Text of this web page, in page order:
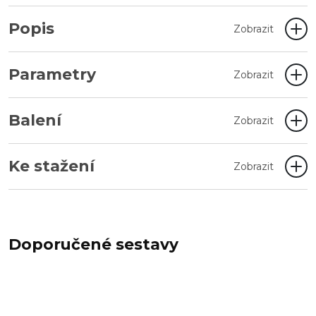
Popis Zobrazit
Parametry Zobrazit
Balení Zobrazit
Ke stažení Zobrazit
Doporučené sestavy